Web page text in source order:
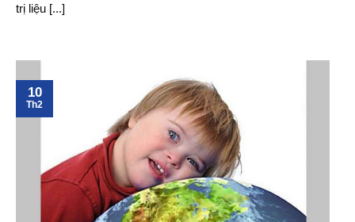
trị liệu [...]
10
Th2